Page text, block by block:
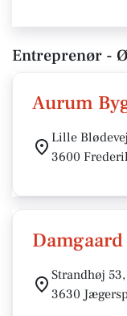
Entreprenør -
Aurum
Lille
3600
Damgaard
Strandhøj
3630